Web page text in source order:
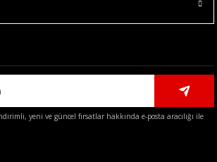
Gönder
yeni ve güncel fırsatlar hakkında e-posta aracılığı ile